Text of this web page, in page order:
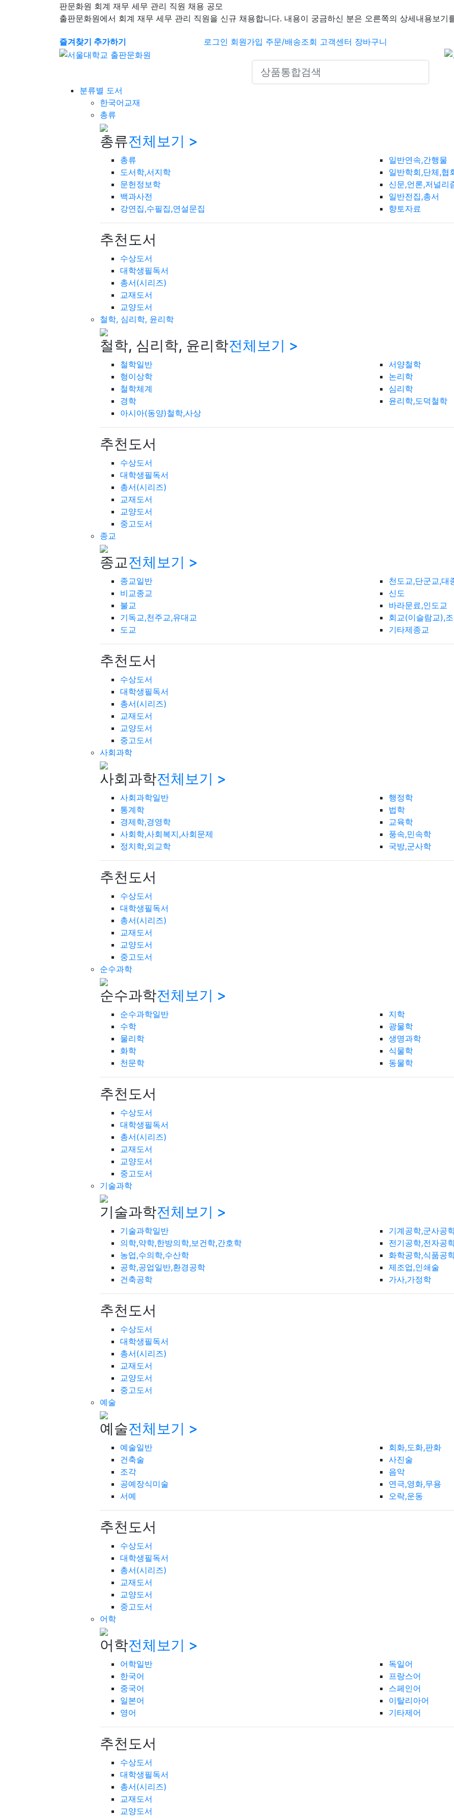
판문화원 회계 재무 세무 관리 직원 채용 공모
출판문화원에서 회계 재무 세무 관리 직원을 신규 채용합니다. 내용이 궁금하신 분은 오른쪽의 상세내용보기
즐겨찾기 추가하기 로그인 회원가입 주문/배송조회 고객센터 장바구니
Search icons
분류별 도서
한국어교재
총류
총류전체보기 >
총류
도서학,서지학
문헌정보학
백과사전
강연집,수필집,연설문집
일반연속,간행물
일반학회,단체,협
신문,언론,저널리
일반전집,총서
향토자료
추천도서
수상도서
대학생필독서
총서(시리즈)
교재도서
교양도서
철학, 심리학, 윤리학
철학, 심리학, 윤리학전체보기 >
철학일반
형이상학
철학체계
경학
아시아(동양)철학,사상
서양철학
논리학
심리학
윤리학,도덕철학
추천도서
수상도서
대학생필독서
총서(시리즈)
교재도서
교양도서
중고도서
종교
종교전체보기 >
종교일반
비교종교
불교
기독교,천주교,유대교
도교
천도교,단군교,대
신도
바라문료,인도교
회교(이슬람교),
기타제종교
추천도서
수상도서
대학생필독서
총서(시리즈)
교재도서
교양도서
중고도서
사회과학
사회과학전체보기 >
사회과학일반
통계학
경제학,경영학
사회학,사회복지,사회문제
정치학,외교학
행정학
법학
교육학
풍속,민속학
국방,군사학
추천도서
수상도서
대학생필독서
총서(시리즈)
교재도서
교양도서
중고도서
순수과학
순수과학전체보기 >
순수과학일반
수학
물리학
화학
천문학
지학
광물학
생명과학
식물학
동물학
추천도서
수상도서
대학생필독서
총서(시리즈)
교재도서
교양도서
중고도서
기술과학
기술과학전체보기 >
기술과학일반
의학,약학,한방의학,보건학,간호학
농업,수의학,수산학
공학,공업일반,환경공학
건축공학
기계공학,군사공
전기공학,전자공
화학공학,식품공
제조업,인쇄술
가사,가정학
추천도서
수상도서
대학생필독서
총서(시리즈)
교재도서
교양도서
중고도서
예술
예술전체보기 >
예술일반
건축술
조각
공예장식미술
서예
회화,도화,판화
사진술
음악
연극,영화,무용
오락,운동
추천도서
수상도서
대학생필독서
총서(시리즈)
교재도서
교양도서
중고도서
어학
어학전체보기 >
어학일반
한국어
중국어
일본어
영어
독일어
프랑스어
스페인어
이탈리아어
기타제어
추천도서
수상도서
대학생필독서
총서(시리즈)
교재도서
교양도서